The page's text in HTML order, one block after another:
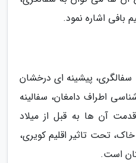
بافی اشاره نمود.
پیشینه ای درخشان
اطراف دامغان، سفالینه
آن ها به قبل از میلاد
تحت تاثیر اقلیم کویری،
است.